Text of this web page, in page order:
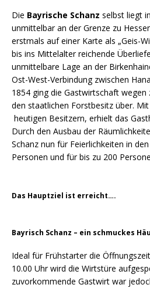
Die Bayrische Schanz selbst liegt
unmittelbar an der Grenze zu
erstmals auf einer Karte als „Geis-
bis ins Mittelalter reichende
unmittelbare Lage an der
Ost-West-Verbindung zwischen
1854 ging die Gastwirtschaft
den staatlichen Forstbesitz über.
heutigen Besitzern, erhielt das
Durch den Ausbau der
Schanz nun für Feierlichkeiten in
Personen und für bis zu 200
Das Hauptziel ist erreicht….
Bayrisch Schanz – ein schmuckes
Ideal für Frühstarter die
10.00 Uhr wird die Wirtstüre
zuvorkommende Gastwirt war